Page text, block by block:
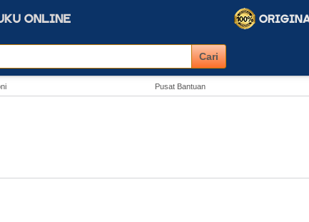
Pusat Bantuan